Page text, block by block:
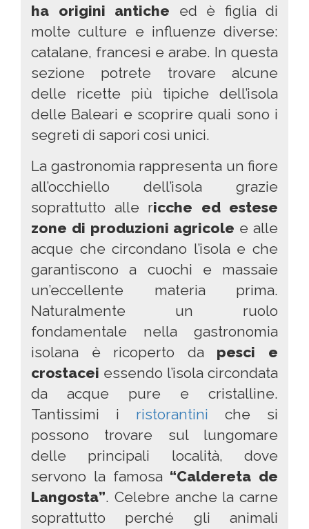
ha origini antiche ed è figlia di
molte culture e influenze diverse:
catalane, francesi e arabe. In questa
sezione potrete trovare alcune
delle ricette più tipiche dell’isola
delle Baleari e scoprire quali sono i
segreti di sapori così unici.
La gastronomia rappresenta un fiore
all’occhiello dell’isola grazie
soprattutto alle ricche ed estese
zone di produzioni agricole e alle
acque che circondano l’isola e che
garantiscono a cuochi e massaie
un’eccellente materia prima.
Naturalmente un ruolo
fondamentale nella gastronomia
isolana è ricoperto da pesci e
crostacei essendo l’isola circondata
da acque pure e cristalline.
Tantissimi i ristorantini che si
possono trovare sul lungomare
delle principali località, dove
servono la famosa “Caldereta de
Langosta”. Celebre anche la carne
soprattutto perché gli animali